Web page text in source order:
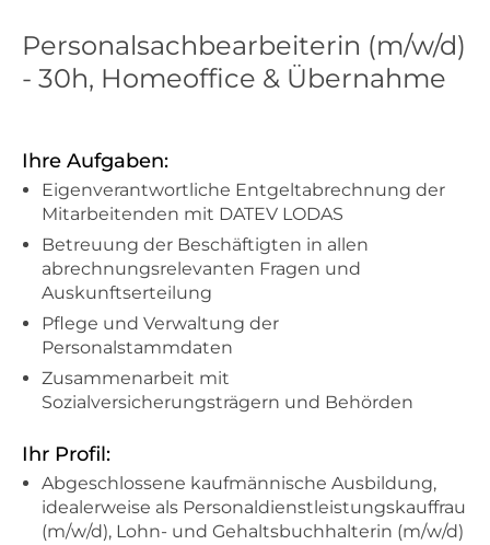
Personalsachbearbeiterin (m/w/d)
- 30h, Homeoffice & Übernahme
Ihre Aufgaben:
Eigenverantwortliche Entgeltabrechnung der
Mitarbeitenden mit DATEV LODAS
Betreuung der Beschäftigten in allen
abrechnungsrelevanten Fragen und
Auskunftserteilung
Pflege und Verwaltung der
Personalstammdaten
Zusammenarbeit mit
Sozialversicherungsträgern und Behörden
Ihr Profil:
Abgeschlossene kaufmännische Ausbildung,
idealerweise als Personaldienstleistungskauffrau
(m/w/d), Lohn- und Gehaltsbuchhalterin (m/w/d)